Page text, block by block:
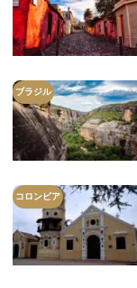
ブラジル
コロンビア